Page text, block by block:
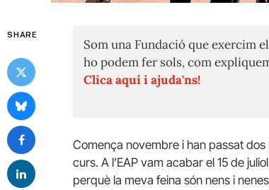
SHARE
Som una Fundació que exercim
ho podem fer sols, com
Clica aquí i ajuda'ns!
Comença novembre i han passat
curs. A l’EAP vam acabar el 15 de
perquè la meva feina són nens i